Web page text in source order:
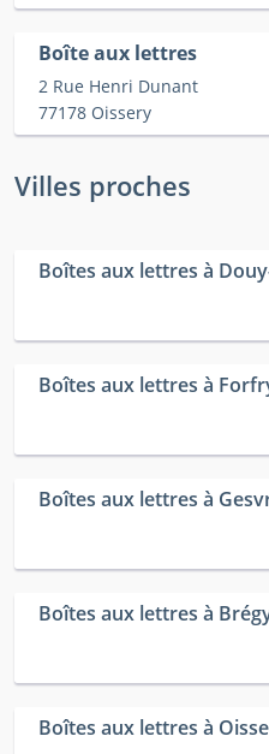
Boîte aux lettres
2 Rue Henri Dunant
77178 Oissery
Villes proches
Boîtes aux lettres à
Boîtes aux lettres à
Boîtes aux lettres à
Boîtes aux lettres à
Boîtes aux lettres à